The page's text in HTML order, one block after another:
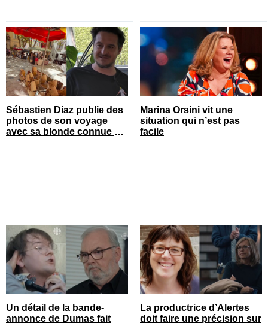
Sébastien Diaz publie des
photos de son voyage
avec sa blonde connue en
Marina Orsini vit une
situation qui n’est pas
facile
Un détail de la bande-
annonce de Dumas fait
La productrice d’Alertes
doit faire une précision sur